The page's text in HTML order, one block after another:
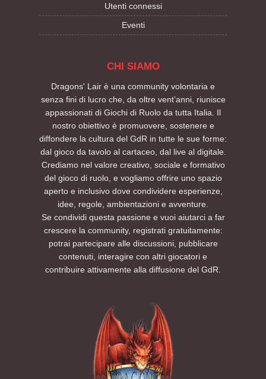
Utenti connessi
Eventi
CHI SIAMO
Dragons' Lair è una community volontaria e
senza fini di lucro che, da oltre vent’anni, riunisce
appassionati di Giochi di Ruolo da tutta Italia. Il
nostro obiettivo è promuovere, sostenere e
diffondere la cultura del GdR in tutte le sue forme:
dal gioco da tavolo al cartaceo, dal live al digitale.
Crediamo nel valore creativo, sociale e formativo
del gioco di ruolo, e vogliamo offrire uno spazio
aperto e inclusivo dove condividere esperienze,
idee, regole, ambientazioni e avventure.
Se condividi questa passione e vuoi aiutarci a far
crescere la community, registrati gratuitamente:
potrai partecipare alle discussioni, pubblicare
contenuti, interagire con altri giocatori e
contribuire attivamente alla diffusione del GdR.